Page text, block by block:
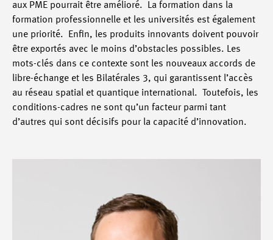
aux PME pourrait être amélioré. La formation dans la
formation professionnelle et les universités est également
une priorité. Enfin, les produits innovants doivent pouvoir
être exportés avec le moins d’obstacles possibles. Les
mots-clés dans ce contexte sont les nouveaux accords de
libre-échange et les Bilatérales 3, qui garantissent l’accès
au réseau spatial et quantique international. Toutefois, les
conditions-cadres ne sont qu’un facteur parmi tant
d’autres qui sont décisifs pour la capacité d’innovation.